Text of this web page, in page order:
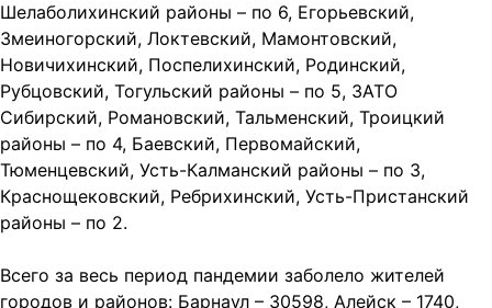
Шелаболихинский районы – по 6, Егорьевский,
Змеиногорский, Локтевский, Мамонтовский,
Новичихинский, Поспелихинский, Родинский,
Рубцовский, Тогульский районы – по 5, ЗАТО
Сибирский, Романовский, Тальменский, Троицкий
районы – по 4, Баевский, Первомайский,
Тюменцевский, Усть-Калманский районы – по 3,
Краснощековский, Ребрихинский, Усть-Пристанский
районы – по 2.
Всего за весь период пандемии заболело жителей
городов и районов: Барнаул – 30598, Алейск – 1740,